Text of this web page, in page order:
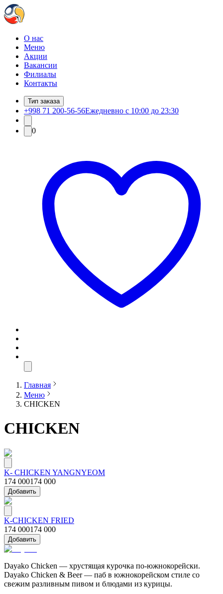
О нас
Меню
Акции
Вакансии
Филиалы
Контакты
Тип заказа
+998 71 200-56-56Ежедневно с 10:00 до 23:30
0
Главная
Меню
CHICKEN
CHICKEN
K- CHICKEN YANGNYEOM
174 000174 000
Добавить
K-CHICKEN FRIED
174 000174 000
Добавить
Dayako Chicken — хрустящая курочка по-южнокорейски.
Dayako Chicken & Beer — паб в южнокорейском стиле со
свежим разливным пивом и блюдами из курицы.